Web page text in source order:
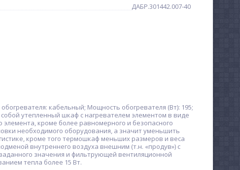
ДАБР.301442.007-40
кабельный; Мощность обогревателя (Вт): 195;
утепленный шкаф с нагревателем элементом в виде
кроме более равномерного и безопасного
необходимого оборудования, а значит уменьшить
кроме того термошкаф меньших размеров и веса
внутреннего воздуха внешним (т.н. «продув») с
значения и фильтрующей вентиляционной
тепла более 15 Вт.